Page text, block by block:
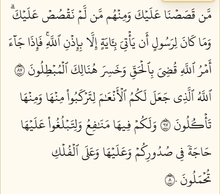
مَّن قَصَصۡنَا عَلَيۡكَ وَمِنۡهُم مَّن لَّمۡ نَقۡصُصۡ عَلَيۡكَۗ
وَمَا كَانَ لِرَسُولٍ أَن يَأۡتِيَ بِـَٔايَةٍ إِلَّا بِإِذۡنِ ٱللَّهِۚ فَإِذَا جَآءَ
أَمۡرُ ٱللَّهِ قُضِيَ بِٱلۡحَقِّ وَخَسِرَ هُنَالِكَ ٱلۡمُبۡطِلُونَ ٧٨
ٱللَّهُ ٱلَّذِي جَعَلَ لَكُمُ ٱلۡأَنۡعَٰمَ لِتَرۡكَبُواْ مِنۡهَا وَمِنۡهَا
تَأۡكُلُونَ ٧٩
وَلَكُمۡ فِيهَا مَنَٰفِعُ وَلِتَبۡلُغُواْ عَلَيۡهَا
حَاجَةٗ فِي صُدُورِكُمۡ وَعَلَيۡهَا وَعَلَى ٱلۡفُلۡكِ
تُحۡمَلُونَ ٨٠